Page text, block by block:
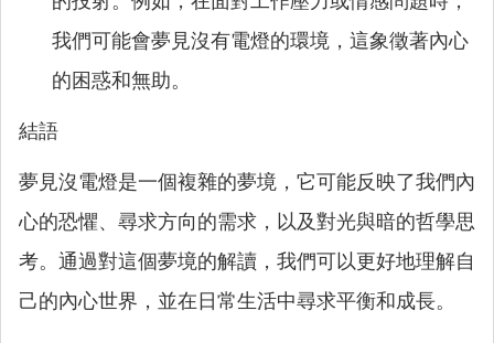
我們可能會夢見沒有電燈的環境，這象徵著內心
的困惑和無助。
結語
夢見沒電燈是一個複雜的夢境，它可能反映了我們內
心的恐懼、尋求方向的需求，以及對光與暗的哲學思
考。通過對這個夢境的解讀，我們可以更好地理解自
己的內心世界，並在日常生活中尋求平衡和成長。